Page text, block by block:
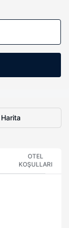
Harita
OTEL
KOŞULLARI